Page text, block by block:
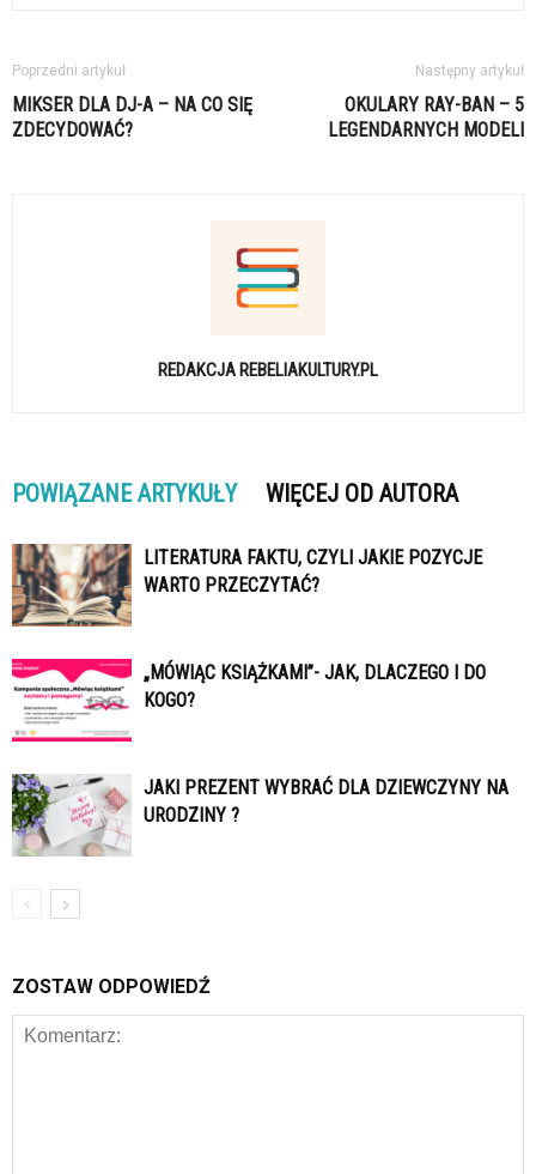
Poprzedni artykuł
MIKSER DLA DJ-A – NA CO SIĘ
ZDECYDOWAĆ?
Następny artykuł
OKULARY RAY-BAN – 5
LEGENDARNYCH MODELI
REDAKCJA REBELIAKULTURY.PL
POWIĄZANE ARTYKUŁY WIĘCEJ OD AUTORA
LITERATURA FAKTU, CZYLI JAKIE POZYCJE
WARTO PRZECZYTAĆ?
„MÓWIĄC KSIĄŻKAMI”- JAK, DLACZEGO I DO
KOGO?
JAKI PREZENT WYBRAĆ DLA DZIEWCZYNY NA
URODZINY ?
ZOSTAW ODPOWIEDŹ